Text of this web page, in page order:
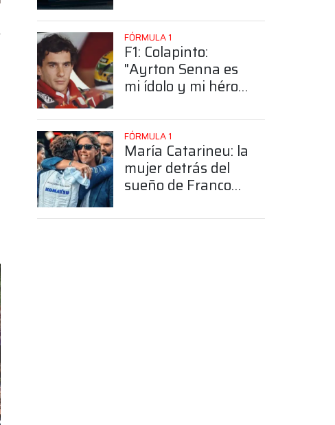
número 43
FÓRMULA 1
F1: Colapinto:
"Ayrton Senna es
mi ídolo y mi héroe
FÓRMULA 1
María Catarineu: la
mujer detrás del
sueño de Franco
Fórmula 1